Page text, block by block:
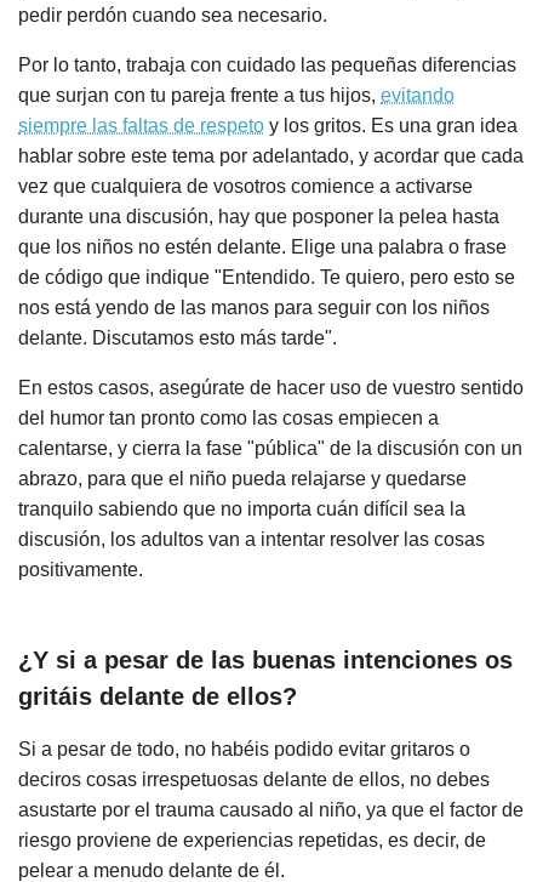
pedir perdón cuando sea necesario.
Por lo tanto, trabaja con cuidado las pequeñas diferencias
que surjan con tu pareja frente a tus hijos, evitando
siempre las faltas de respeto y los gritos. Es una gran idea
hablar sobre este tema por adelantado, y acordar que cada
vez que cualquiera de vosotros comience a activarse
durante una discusión, hay que posponer la pelea hasta
que los niños no estén delante. Elige una palabra o frase
de código que indique "Entendido. Te quiero, pero esto se
nos está yendo de las manos para seguir con los niños
delante. Discutamos esto más tarde".
En estos casos, asegúrate de hacer uso de vuestro sentido
del humor tan pronto como las cosas empiecen a
calentarse, y cierra la fase "pública" de la discusión con un
abrazo, para que el niño pueda relajarse y quedarse
tranquilo sabiendo que no importa cuán difícil sea la
discusión, los adultos van a intentar resolver las cosas
positivamente.
¿Y si a pesar de las buenas intenciones os
gritáis delante de ellos?
Si a pesar de todo, no habéis podido evitar gritaros o
deciros cosas irrespetuosas delante de ellos, no debes
asustarte por el trauma causado al niño, ya que el factor de
riesgo proviene de experiencias repetidas, es decir, de
pelear a menudo delante de él.